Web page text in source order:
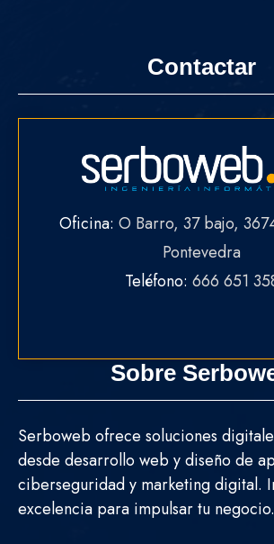
Sobre
Serboweb ofrece soluciones
desde desarrollo web y diseño de
ciberseguridad y marketing digital.
excelencia para impulsar tu negocio.
Contactar
Oficina: O Barro, 37 bajo,
Pontevedra
Teléfono: 666 651